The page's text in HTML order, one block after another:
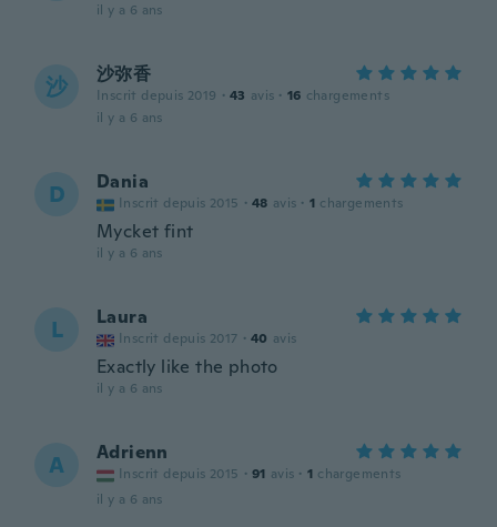
il y a 6 ans
沙 沙弥香
Inscrit depuis 2019 · 43 avis · 16 chargements
il y a 6 ans
D Dania
Inscrit depuis 2015 · 48 avis · 1 chargements
Mycket fint
il y a 6 ans
L Laura
Inscrit depuis 2017 · 40 avis
Exactly like the photo
il y a 6 ans
A Adrienn
Inscrit depuis 2015 · 91 avis · 1 chargements
il y a 6 ans